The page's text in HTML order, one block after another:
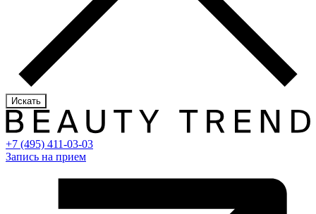
Искать
+7 (495) 411-03-03
Запись на прием